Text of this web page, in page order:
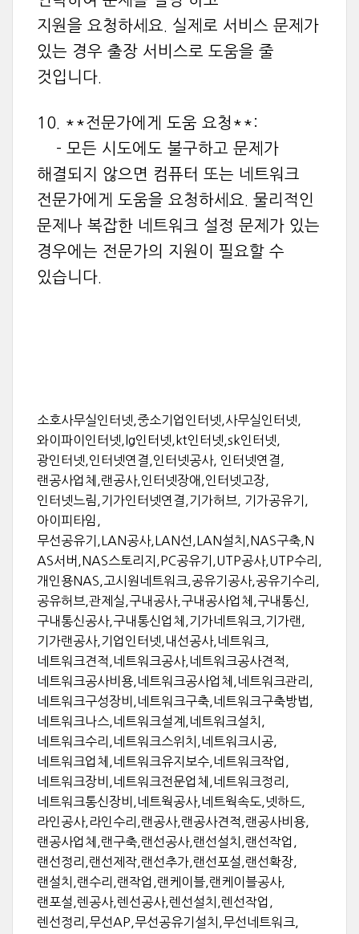
지원을 요청하세요. 실제로 서비스 문제가
있는 경우 출장 서비스로 도움을 줄
것입니다.
10. **전문가에게 도움 요청**:
- 모든 시도에도 불구하고 문제가
해결되지 않으면 컴퓨터 또는 네트워크
전문가에게 도움을 요청하세요. 물리적인
문제나 복잡한 네트워크 설정 문제가 있는
경우에는 전문가의 지원이 필요할 수
있습니다.
소호사무실인터넷,중소기업인터넷,사무실인터넷,
와이파이인터넷,lg인터넷,kt인터넷,sk인터넷,
광인터넷,인터넷연결,인터넷공사, 인터넷연결,
랜공사업체,랜공사,인터넷장애,인터넷고장,
인터넷느림,기가인터넷연결,기가허브, 기가공유기,
아이피타임,
무선공유기,LAN공사,LAN선,LAN설치,NAS구축,N
AS서버,NAS스토리지,PC공유기,UTP공사,UTP수리,
개인용NAS,고시원네트워크,공유기공사,공유기수리,
공유허브,관제실,구내공사,구내공사업체,구내통신,
구내통신공사,구내통신업체,기가네트워크,기가랜,
기가랜공사,기업인터넷,내선공사,네트워크,
네트워크견적,네트워크공사,네트워크공사견적,
네트워크공사비용,네트워크공사업체,네트워크관리,
네트워크구성장비,네트워크구축,네트워크구축방법,
네트워크나스,네트워크설계,네트워크설치,
네트워크수리,네트워크스위치,네트워크시공,
네트워크업체,네트워크유지보수,네트워크작업,
네트워크장비,네트워크전문업체,네트워크정리,
네트워크통신장비,네트웍공사,네트웍속도,넷하드,
라인공사,라인수리,랜공사,랜공사견적,랜공사비용,
랜공사업체,랜구축,랜선공사,랜선설치,랜선작업,
랜선정리,랜선제작,랜선추가,랜선포설,랜선확장,
랜설치,랜수리,랜작업,랜케이블,랜케이블공사,
랜포설,렌공사,렌선공사,렌선설치,렌선작업,
렌선정리,무선AP,무선공유기설치,무선네트워크,